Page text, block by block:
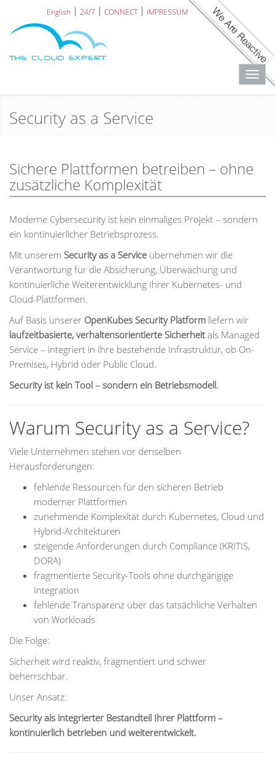
English 24/7 CONNECT IMPRESSUM
Security as a Service
Sichere Plattformen betreiben – ohne
zusätzliche Komplexität
Moderne Cybersecurity ist kein einmaliges Projekt – sondern
ein kontinuierlicher Betriebsprozess.
Mit unserem Security as a Service übernehmen wir die
Verantwortung für die Absicherung, Überwachung und
kontinuierliche Weiterentwicklung Ihrer Kubernetes- und
Cloud-Plattformen.
Auf Basis unserer OpenKubes Security Platform liefern wir
laufzeitbasierte, verhaltensorientierte Sicherheitals Managed
Service – integriert in Ihre bestehende Infrastruktur, ob On-
Premises, Hybrid oder Public Cloud.
Security ist kein Tool – sondern ein Betriebsmodell.
Warum Security as a Service?
Viele Unternehmen stehen vor denselben
Herausforderungen:
fehlende Ressourcen für den sicheren Betrieb
moderner Plattformen
zunehmende Komplexität durch Kubernetes, Cloud und
Hybrid-Architekturen
steigende Anforderungen durch Compliance (KRITIS,
DORA)
fragmentierte Security-Tools ohne durchgängige
Integration
fehlende Transparenz über das tatsächliche Verhalten
von Workloads
Die Folge:
Sicherheit wird reaktiv, fragmentiert und schwer
beherrschbar.
Unser Ansatz:
Security als integrierter Bestandteil Ihrer Plattform –
kontinuierlich betrieben und weiterentwickelt.